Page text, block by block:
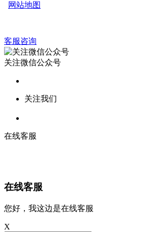
网站地图
客服咨询
关注微信公众号
关注我们
在线客服
在线客服
您好，我这边是在线客服
X